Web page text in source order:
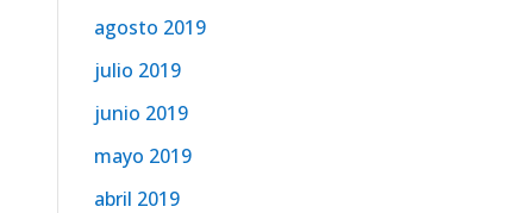
agosto 2019
julio 2019
junio 2019
mayo 2019
abril 2019